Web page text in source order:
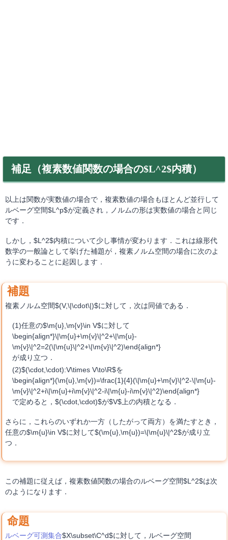
補足（複素数値関数の場合の$L^2$内積）
以上は関数が実数値の場合で，複素数値の場合もほとんど並行して
ルベーグ空間$L^p$が定義され，ノルムの形は実数値の場合と同じ
です．
しかし，$L^2$内積について少し事情が変わります．これは線形代
数学の一般論として挙げた補題が，複素ノルム空間の場合に次のよ
うに変わることに起因します．
複素ノルム空間$(V,\|\cdot\|)$に対して，次は同値である．
任意の$\m{u},\m{v}\in V$に対して
\begin{align*}\|\m{u}+\m{v}\|^2+\|\m{u}-
\m{v}\|^2=2(\|\m{u}\|^2+\|\m{v}\|^2)\end{align*}
が成り立つ．
$(\cdot,\cdot):V\times V\to\R$を
\begin{align*}(\m{u},\m{v})=\frac{1}{4}(\|\m{u}+\m{v}\|^2-\|\m{u}-
\m{v}\|^2+i\|\m{u}+i\m{v}\|^2-i\|\m{u}-i\m{v}\|^2)\end{align*}
で定めると，$(\cdot,\cdot)$が$V$上の内積となる．
さらに，これらのいずれか一方（したがって両方）を満たすとき，
任意の$\m{u}\in V$に対して$(\m{u},\m{u})=\|\m{u}\|^2$が成り立
つ．
この補題に従えば，複素数値関数の場合のルベーグ空間$L^2$は次
のようになります．
ルベーグ可測集合$X\subset\C^d$に対して，ルベーグ空間